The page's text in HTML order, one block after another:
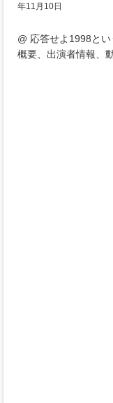
年11月10日
@ 応答せよ1998と
概要、出演者情報、